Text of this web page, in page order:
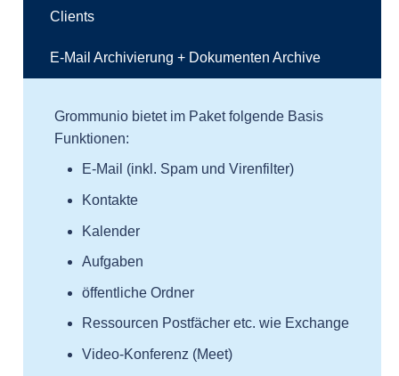
Clients
E-Mail Archivierung + Dokumenten Archive
Grommunio bietet im Paket folgende Basis
Funktionen:
E-Mail (inkl. Spam und Virenfilter)
Kontakte
Kalender
Aufgaben
öffentliche Ordner
Ressourcen Postfächer etc. wie Exchange
Video-Konferenz (Meet)